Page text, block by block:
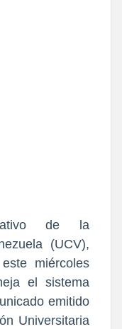
de la
(UCV),
miércoles
el sistema
emitido
Universitaria